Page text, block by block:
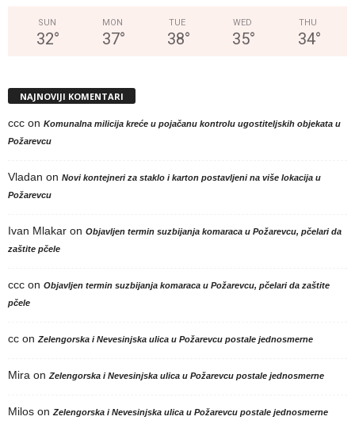
SUN
32°
MON
37°
TUE
38°
WED
35°
THU
34°
NAJNOVIJI KOMENTARI
ccc on Komunalna milicija kreće u pojačanu kontrolu ugostiteljskih objekata u
Požarevcu
Vladan on Novi kontejneri za staklo i karton postavljeni na više lokacija u
Požarevcu
Ivan Mlakar on Objavljen termin suzbijanja komaraca u Požarevcu, pčelari da
zaštite pčele
ccc on Objavljen termin suzbijanja komaraca u Požarevcu, pčelari da zaštite
pčele
cc on Zelengorska i Nevesinjska ulica u Požarevcu postale jednosmerne
Mira on Zelengorska i Nevesinjska ulica u Požarevcu postale jednosmerne
Milos on Zelengorska i Nevesinjska ulica u Požarevcu postale jednosmerne